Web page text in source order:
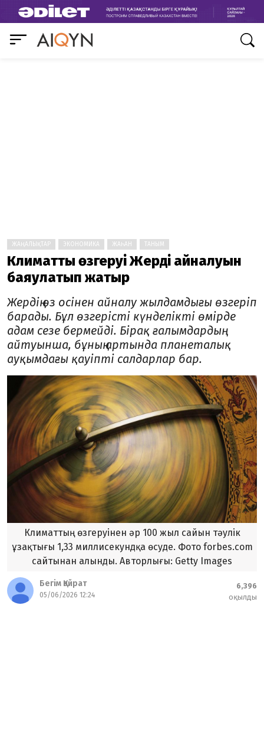
ЖАҢАЛЫҚТАР ЭКОНОМИКА ЖАҺАН ТАНЫМ
Климаттың өзгеруі Жердің айналуын
баяулатып жатыр
Жердің өз осінен айналу жылдамдығы өзгеріп
барады. Бұл өзгерісті күнделікті өмірде
адам сезе бермейді. Бірақ ғалымдардың
айтуынша, бұның артында планеталық
ауқымдағы қауіпті салдарлар бар.
Климаттың өзгеруінен әр 100 жыл сайын тәулік
ұзақтығы 1,33 миллисекундқа өсуде. Фото forbes.com
сайтынан алынды. Авторлығы: Getty Images
Бегім Қайрат
05/06/2026 12:24
6,396
оқылды